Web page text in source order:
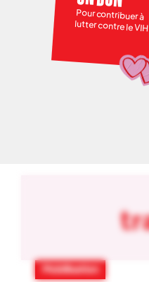
Pour contribuer à
lutter contre le VIH
NOS ACTUS
Mobilisation